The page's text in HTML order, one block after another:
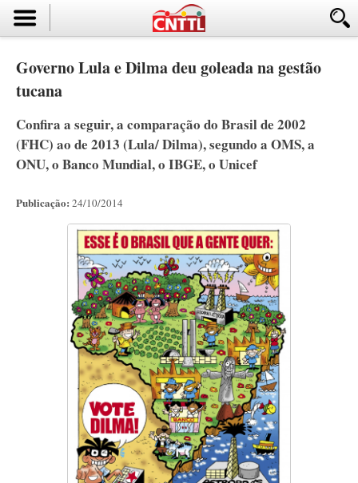
Governo Lula e Dilma deu goleada na gestão
tucana
Confira a seguir, a comparação do Brasil de 2002
(FHC) ao de 2013 (Lula/ Dilma), segundo a OMS, a
ONU, o Banco Mundial, o IBGE, o Unicef
Publicação: 24/10/2014